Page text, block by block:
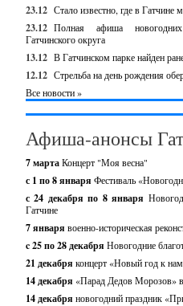
23.12 Стало известно, где в Гатчине
23.12 Полная афиша
Гатчинского округа
13.12 В Гатчинском парке найден
12.12 Стрельба на день рождения
Все новости »
Афиша-анонсы
7 мартаКонцерт "Моя весна"
с 1 по 8 января Фестиваль
с 24 декабря по 8 января
Гатчине
7 января военно-историческая
c 25 по 28 декабря Новогодние
21 декабря концерт «Новый год к
14 декабря «Парад Дедов Морозов»
14 декабря новогодний праздник